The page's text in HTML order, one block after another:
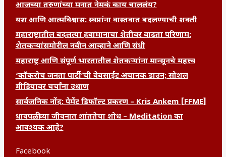
आजच्या तरुणांच्या मनात नेमकं काय चाललंय?
यश आणि आत्मविश्वास: स्वप्नांना वास्तवात बदलण्याची शक्ती
महाराष्ट्रातील बदलत्या हवामानाचा शेतीवर वाढता परिणाम:
शेतकऱ्यांसमोरील नवीन आव्हाने आणि संधी
महाराष्ट्र आणि संपूर्ण भारतातील शेतकऱ्यांना मान्सूनचे महत्त्व
‘कॉकरोच जनता पार्टी’ची वेबसाईट अचानक डाउन; सोशल
मीडियावर चर्चांना उधाण
सार्वजनिक नोंद: पेमेंट डिफॉल्ट प्रकरण – Kris Ankem [FFME]
धावपळीच्या जीवनात शांततेचा शोध – Meditation का
आवश्यक आहे?
Facebook